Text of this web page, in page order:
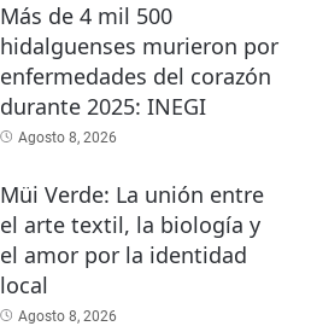
Más de 4 mil 500
hidalguenses murieron por
enfermedades del corazón
durante 2025: INEGI
Agosto 8, 2026
Müi Verde: La unión entre
el arte textil, la biología y
el amor por la identidad
local
Agosto 8, 2026